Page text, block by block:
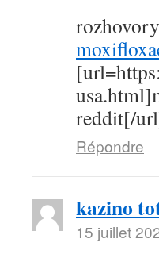
reddit[/
Répondre
kazino
15 juillet